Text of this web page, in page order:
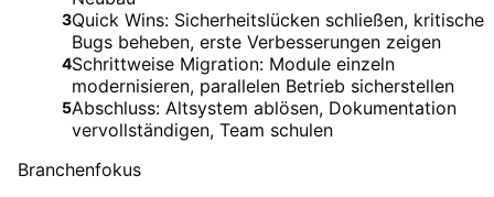
3Quick Wins: Sicherheitslücken schließen, kritische
Bugs beheben, erste Verbesserungen zeigen
4Schrittweise Migration: Module einzeln
modernisieren, parallelen Betrieb sicherstellen
5Abschluss: Altsystem ablösen, Dokumentation
vervollständigen, Team schulen
Branchenfokus